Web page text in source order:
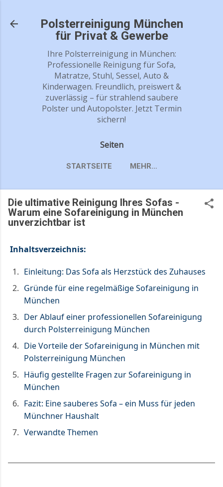
Polsterreinigung München
für Privat & Gewerbe
Ihre Polsterreinigung in München:
Professionelle Reinigung für Sofa,
Matratze, Stuhl, Sessel, Auto &
Kinderwagen. Freundlich, preiswert &
zuverlässig – für strahlend saubere
Polster und Autopolster. Jetzt Termin
sichern!
Seiten
STARTSEITE MEHR…
TEPPICHREINIGUNG IN MÜNCHEN -
JETZT IHREN TERMIN VEREINBAREN!
Die ultimative Reinigung Ihres Sofas -
Warum eine Sofareinigung in München
unverzichtbar ist
Inhaltsverzeichnis:
Einleitung: Das Sofa als Herzstück des Zuhauses
Gründe für eine regelmäßige Sofareinigung in
München
Der Ablauf einer professionellen Sofareinigung
durch Polsterreinigung München
Die Vorteile der Sofareinigung in München mit
Polsterreinigung München
Häufig gestellte Fragen zur Sofareinigung in
München
Fazit: Eine sauberes Sofa – ein Muss für jeden
Münchner Haushalt
Verwandte Themen